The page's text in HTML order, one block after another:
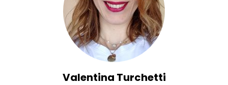
Valentina Turchetti